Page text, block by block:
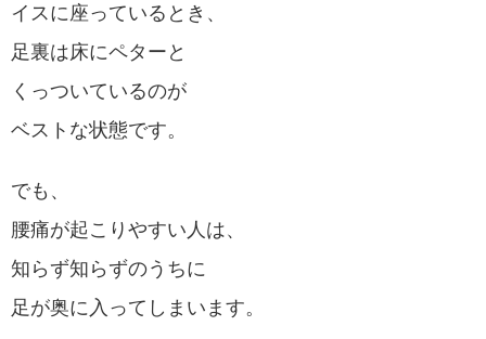
イスに座っているとき、
足裏は床にペターと
くっついているのが
ベストな状態です。
でも、
腰痛が起こりやすい人は、
知らず知らずのうちに
足が奥に入ってしまいます。